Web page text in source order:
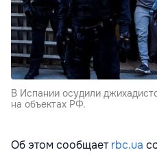
В Испании осудили
на объектах РФ.
Об этом сообщаетrbc.ua